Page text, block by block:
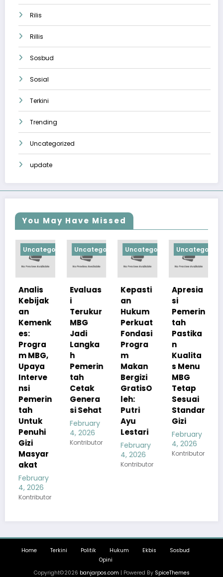
Rilis
Rillis
Sosbud
Sosial
Terkini
Trending
Uncategorized
update
You May Have Missed
Uncategorized
Evaluas
i
Terukur
MBG
Jadi
Langka
h
Pemerin
tah
Cetak
Genera
si Sehat
February
4, 2026
Kontributor
Uncategorized
Kepasti
Hukum
Perkuat
Fondasi
Progra
Makan
Bergizi
GratisO
leh:
Putri
Ayu
Lestari
February
Uncategorized
Apresia
si
Pemerin
tah
Pastika
n
Kualita
s Menu
MBG
Tetap
Sesuai
Standar
Gizi
February
4, 2026
Kontributor
Progra
Makan
Bergizi
Gratis
Ketaha
nan Gizi
Nasiona
l
February
4, 2026
Kontributor
Copyright©2026banjarpos.com| Powered BySpiceThemes